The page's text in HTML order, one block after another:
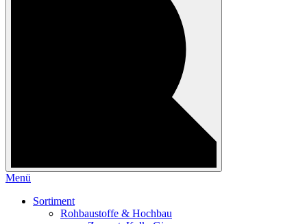
Menü
Sortiment
Rohbaustoffe & Hochbau